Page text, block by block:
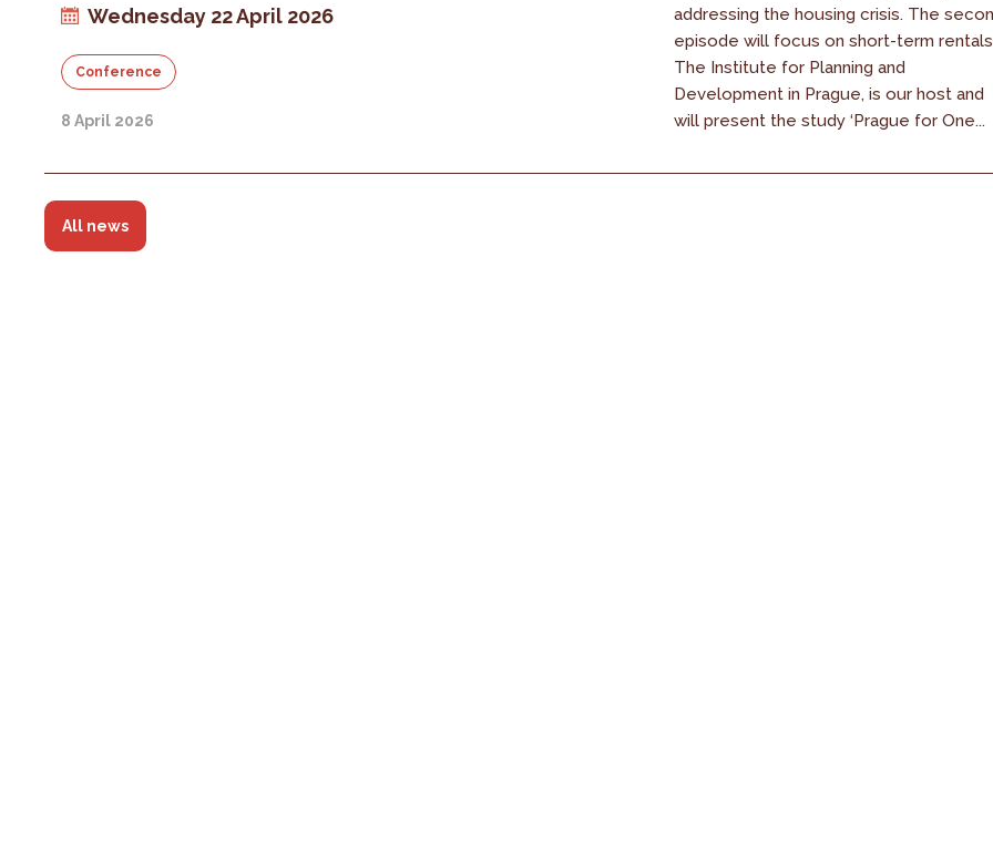
Wednesday 22 April 2026
Conference
8 April 2026
addressing the housing crisis. The
episode will focus on short-term
The Institute for Planning and
Development in Prague, is our host and
will present the study ‘Prague for One...
All news